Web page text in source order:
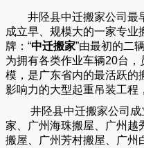
井陉县中迁搬家公司 最
成立早、规模大的一家专业
牌：“中迁搬家”由最初的二
为拥有各类作业车辆20台
模，是广东省内的最活跃的
影响力的大型起重吊装工程
井陉县中迁搬家公司成
家、广州海珠搬屋、广州越
搬屋、广州芳村搬屋、广州